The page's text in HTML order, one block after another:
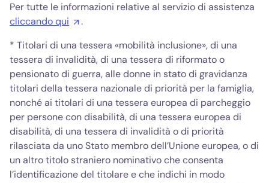
Per tutte le informazioni relative al servizio di assistenza
cliccando qui
.
* Titolari di una tessera «mobilità inclusione», di una
tessera di invalidità, di una tessera di riformato o
pensionato di guerra, alle donne in stato di gravidanza
titolari della tessera nazionale di priorità per la famiglia,
nonché ai titolari di una tessera europea di parcheggio
per persone con disabilità, di una tessera europea di
disabilità, di una tessera di invalidità o di priorità
rilasciata da uno Stato membro dell’Unione europea, o di
un altro titolo straniero nominativo che consenta
l’identificazione del titolare e che indichi in modo